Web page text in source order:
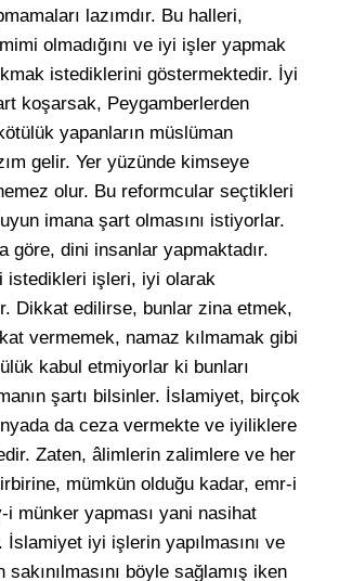
lazımdır. Bu halleri,
olmadığını ve iyi işler yapmak
istediklerini göstermektedir. İyi
koşarsak, Peygamberlerden
yapanların müslüman
gelir. Yer yüzünde kimseye
olur. Bu reformcular seçtikleri
imana şart olmasını istiyorlar.
göre, dini insanlar yapmaktadır.
istedikleri işleri, iyi olarak
Dikkat edilirse, bunlar zina etmek,
vermemek, namaz kılmamak gibi
kabul etmiyorlar ki bunları
şartı bilsinler. İslamiyet, birçok
da ceza vermekte ve iyiliklere
Zaten, âlimlerin zalimlere ve her
mümkün olduğu kadar, emr-i
i münker yapması yani nasihat
İslamiyet iyi işlerin yapılmasını ve
böyle sağlamış iken